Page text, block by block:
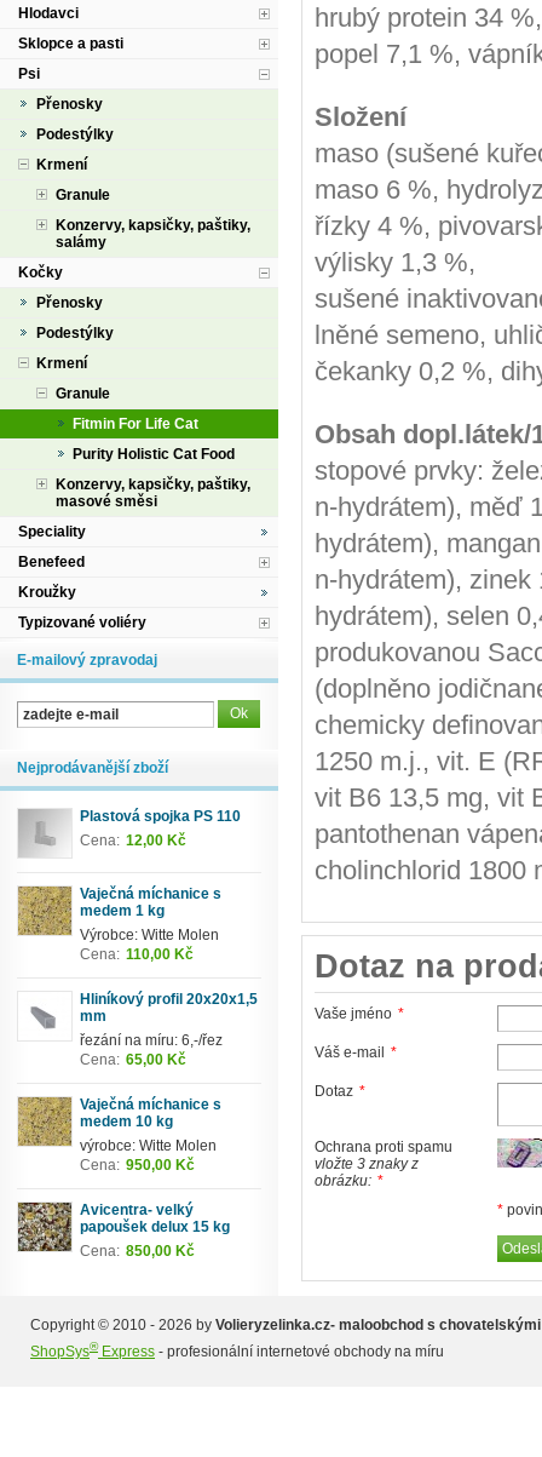
hrubý protein 34
popel 7,1 %,
Složení
maso (sušené
maso 6 %,
řízky 4 %,
výlisky 1,3 %,
sušené
lněné semeno,
čekanky 0,2 %,
Obsah dopl.látek/
stopové prvky:
n-hydrátem), měď
hydrátem),
n-hydrátem),
hydrátem), selen
produkovanou
(doplněno
chemicky
1250 m.j., vit. E
vit B6 13,5 mg, vit
pantothenan
cholinchlorid 1800
Dotaz na
Vaše jméno *
Váš e-mail *
Dotaz *
Ochrana proti spamu
vložte 3 znaky z
obrázku: *
*
Hlodavci
Sklopce a pasti
Psi
Přenosky
Podestýlky
Krmení
Granule
Konzervy, kapsičky, paštiky,
salámy
Kočky
Přenosky
Podestýlky
Krmení
Granule
Fitmin For Life Cat
Purity Holistic Cat Food
Konzervy, kapsičky, paštiky,
masové směsi
Speciality
Benefeed
Kroužky
Typizované voliéry
E-mailový zpravodaj
Nejprodávanější zboží
Plastová spojka PS 110
Cena: 12,00 Kč
Vaječná míchanice s
medem 1 kg
Výrobce: Witte Molen
Cena: 110,00 Kč
Hliníkový profil 20x20x1,5
mm
řezání na míru: 6,-/řez
Cena: 65,00 Kč
Vaječná míchanice s
medem 10 kg
výrobce: Witte Molen
Cena: 950,00 Kč
Avicentra- velký
papoušek delux 15 kg
Cena: 850,00 Kč
Copyright © 2010 - 2026 by Volieryzelinka.cz- maloobchod s
ShopSys®Express - profesionální internetové obchody na míru